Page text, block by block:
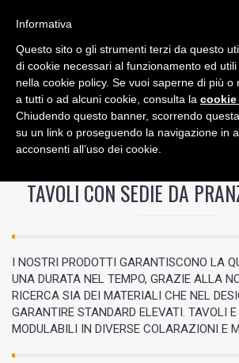
/ TAVOLI CON SEDIE DA PRANZO /
TAVOLI CON SEDIE DA
I NOSTRI PRODOTTI GARANTISCONO LA
UNA DURATA NEL TEMPO, GRAZIE ALLA
RICERCA SIA DEI MATERIALI CHE NEL
GARANTIRE STANDARD ELEVATI. TAVOLI
MODULABILI IN DIVERSE COLARAZIONI E
Informativa
Questo sito o gli strumenti terzi da questo
di cookie necessari al funzionamento ed
nella cookie policy. Se vuoi saperne di più o
a tutti o ad alcuni cookie, consulta la
Chiudendo questo banner, scorrendo
su un link o proseguendo la navigazione in
acconsenti all’uso dei cookie.